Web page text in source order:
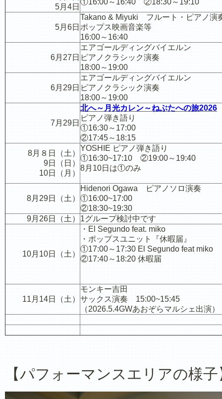
5月4日
①16:00～16:40 ②18:30～19:10
5月6日
Takano & Miyuki フルート・ピアノ
ポップス映画音楽等
16:00～16:40
6月27日
エアゴールディングバイエルン
ピアノクラシック演奏
18:00～19:00
6月29日
エアゴールディングバイエルン
ピアノクラシック演奏
18:00～19:00
7月29日
北へ～月光カレン～ねぶたへの旅2026
ピアノ弾き語り
①16:30～17:00
②17:45～18:15
8月８日（土）
9日（日）
10日（月）
YOSHIE ピアノ弾き語り
①16:30~17:10 ②19:00～19:40
8月10日は①のみ
8月29日（土）
Hidenori Ogawa
ピアノソロ演奏
①16:00~17:00
②18:30~19:30
9月26日（土）
1グループ検討中です
10月10日（土）
・El Segundo feat. miko
・ポップスユニット『休暇届』
①17:00～17:30 El Segundo feat miko
②17:40～18:20 休暇届
11月14日（土）
モンキー吉田
サックス演奏 15:00~15:45
（2026.5.4GWあおぞらマルシェ出演）
【パフォーマンスエリアの様子